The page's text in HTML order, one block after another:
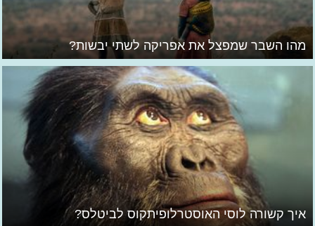
מהו השבר שמפצל את אפריקה לשתי יבשות?
איך קשורה לוסי האוסטרלופיתקוס לביטלס?